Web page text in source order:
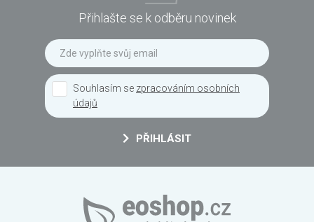
Přihlašte se k odběru novinek
Souhlasím se zpracováním osobních
údajů
PŘIHLÁSIT